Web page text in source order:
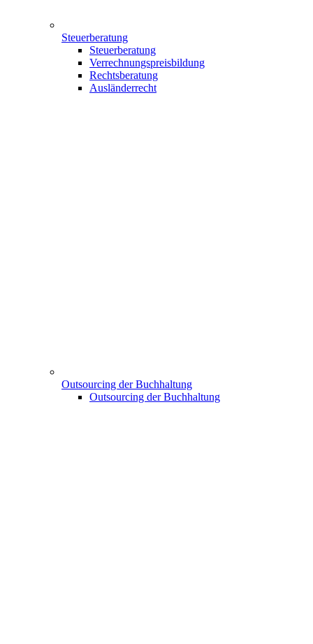
Steuerberatung
Steuerberatung
Verrechnungspreisbildung
Rechtsberatung
Ausländerrecht
Outsourcing der Buchhaltung
Outsourcing der Buchhaltung